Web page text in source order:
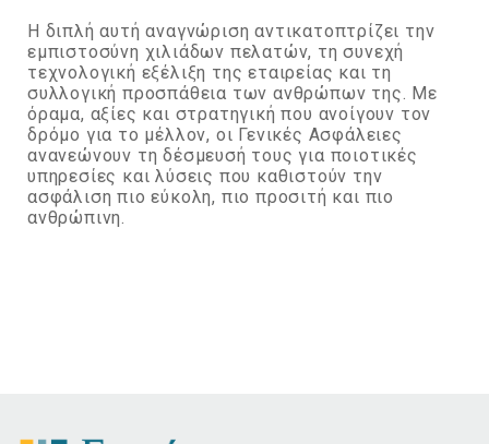
Η διπλή αυτή αναγνώριση αντικατοπτρίζει την
εμπιστοσύνη χιλιάδων πελατών, τη συνεχή
τεχνολογική εξέλιξη της εταιρείας και τη
συλλογική προσπάθεια των ανθρώπων της. Με
όραμα, αξίες και στρατηγική που ανοίγουν τον
δρόμο για το μέλλον, οι Γενικές Ασφάλειες
ανανεώνουν τη δέσμευσή τους για ποιοτικές
υπηρεσίες και λύσεις που καθιστούν την
ασφάλιση πιο εύκολη, πιο προσιτή και πιο
ανθρώπινη.